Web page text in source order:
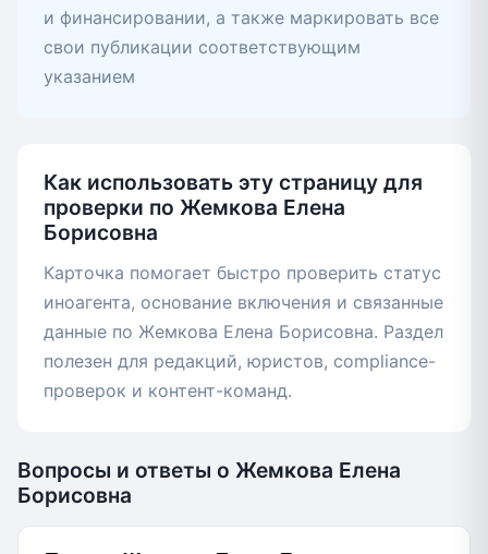
и финансировании, а также маркировать все
свои публикации соответствующим
указанием
Как использовать эту страницу для
проверки по Жемкова Елена
Борисовна
Карточка помогает быстро проверить статус
иноагента, основание включения и связанные
данные по Жемкова Елена Борисовна. Раздел
полезен для редакций, юристов, compliance-
проверок и контент-команд.
Вопросы и ответы о Жемкова Елена
Борисовна